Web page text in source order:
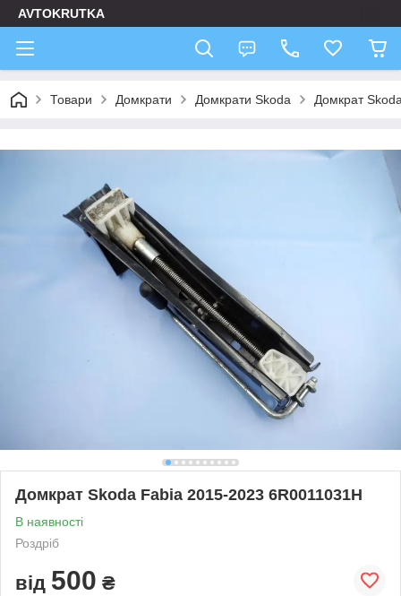
AVTOKRUTKA
Товари Домкрати Домкрати Skoda Домкрат
Домкрат Skoda Fabia 2015-2023 6R0011031H
В наявності
Роздріб
від 500 ₴